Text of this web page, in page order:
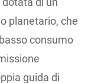
planetario, che
consumo
guida di